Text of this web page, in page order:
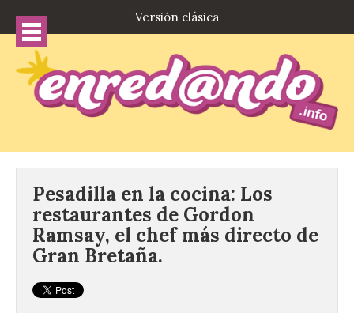
Versión clásica
Pesadilla en la cocina: Los
restaurantes de Gordon
Ramsay, el chef más directo de
Gran Bretaña.